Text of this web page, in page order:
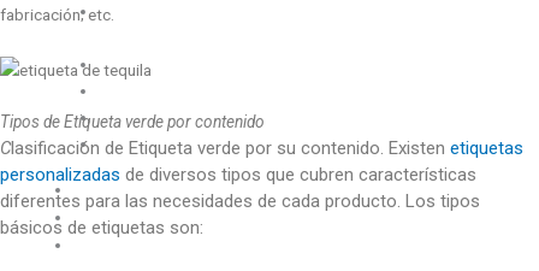
Etiquetas para Ferretería
Etiquetas Promocionales
Etiquetas para Químicos
Materiales
Servicios
Contacto
fabricación; etc.
Tipos de Etiqueta verde por contenido
Clasificación de Etiqueta verde por su contenido. Existen etiquetas
personalizadas de diversos tipos que cubren características
diferentes para las necesidades de cada producto. Los tipos
básicos de etiquetas son: